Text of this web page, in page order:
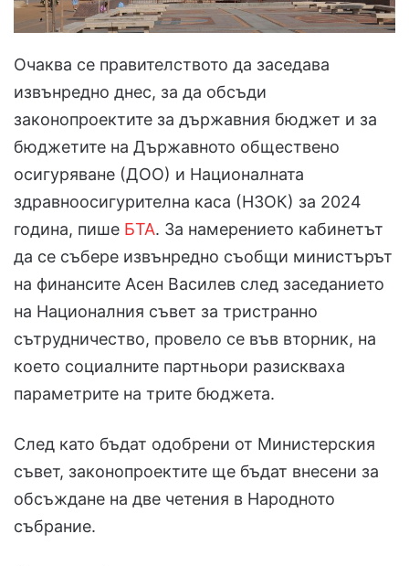
Очаква се правителството да заседава
извънредно днес, за да обсъди
законопроектите за държавния бюджет и за
бюджетите на Държавното обществено
осигуряване (ДОО) и Националната
здравноосигурителна каса (НЗОК) за 2024
година, пише БТА. За намерението кабинетът
да се събере извънредно съобщи министърът
на финансите Асен Василев след заседанието
на Националния съвет за тристранно
сътрудничество, провело се във вторник, на
което социалните партньори разискваха
параметрите на трите бюджета.
След като бъдат одобрени от Министерския
съвет, законопроектите ще бъдат внесени за
обсъждане на две четения в Народното
събрание.